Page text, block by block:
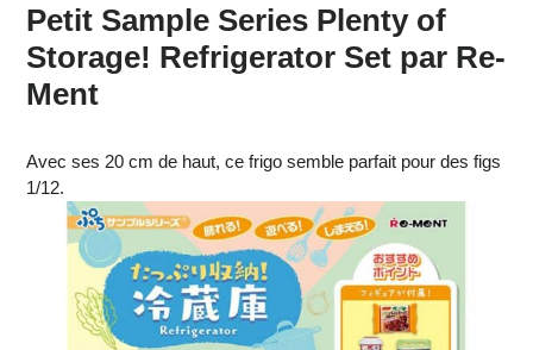
Petit Sample Series Plenty of
Storage! Refrigerator Set par Re-
Ment
Avec ses 20 cm de haut, ce frigo semble parfait pour des figs
1/12.